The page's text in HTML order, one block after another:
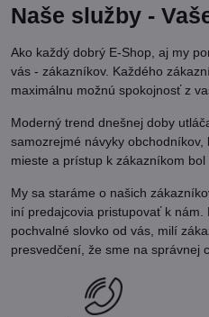
Naše služby -
Ako každý dobrý E-Shop, aj my
vás - zákazníkov. Každého
maximálnu možnú spokojnosť z
Moderný trend dnešnej doby
samozrejmé návyky
mieste a prístup k zákazníkom
My sa staráme o našich
iní predajcovia pristupovať k
pochvalné slovko od vás, milí
presvedčení, že sme na správnej